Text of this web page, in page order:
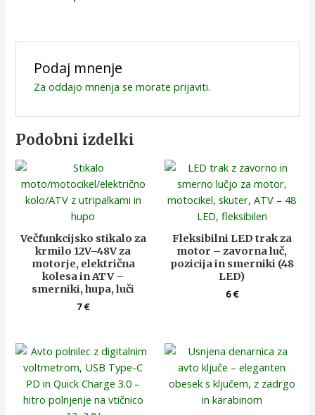
Podaj mnenje
Za oddajo mnenja se morate prijaviti.
Podobni izdelki
Večfunkcijsko stikalo za
krmilo 12V–48V za
motorje, električna
kolesa in ATV –
smerniki, hupa, luči
7€
Fleksibilni LED trak za
motor – zavorna luč,
pozicija in smerniki (48
LED)
6€